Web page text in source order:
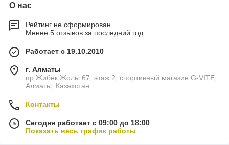
О нас
Рейтинг не сформирован
Менее 5 отзывов за последний год
Работает с 19.10.2010
г. Алматы
пр.Жибек Жолы 67, этаж 2, спортивный магазин G-VITE,
Алматы, Казахстан
Контакты
Сегодня работает с 09:00 до 18:00
Показать весь график работы